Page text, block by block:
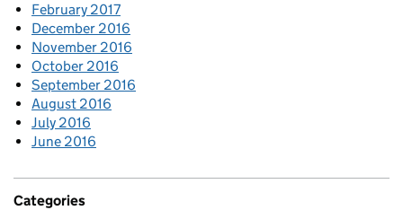
February 2017
December 2016
November 2016
October 2016
September 2016
August 2016
July 2016
June 2016
Categories